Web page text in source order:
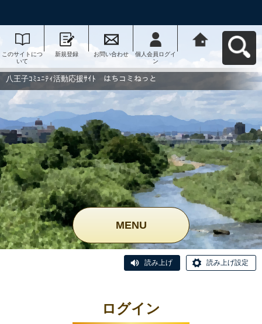
このサイトにつ
いて
新規登録 お問い合わせ
個人会員ログイ
ン
動応援ｻｲﾄ はち
コミねっとへ戻
八王子ｺﾐｭﾆﾃｨ活動応援ｻｲﾄ はちコミねっと
MENU
読み上げ 読み上げ設定
ログイン